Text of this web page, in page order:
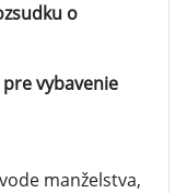
o
vybavenie
manželstva,